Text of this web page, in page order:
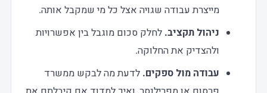
מייצרת עבודה שגויה אצל כל מי שמקבל אותה.
ניהול תקציב. לחלק סכום מוגבל בין אפשרויות
ולהצדיק את החלוקה.
עבודה מול ספקים. לדעת מה לבקש ממשרד